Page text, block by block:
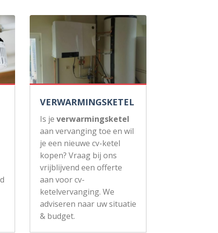
VERWARMINGSKETEL
Is je verwarmingsketel
aan vervanging toe en wil
je een nieuwe cv-ketel
kopen? Vraag bij ons
vrijblijvend een offerte
aan voor cv-
ketelvervanging. We
adviseren naar uw situatie
& budget.